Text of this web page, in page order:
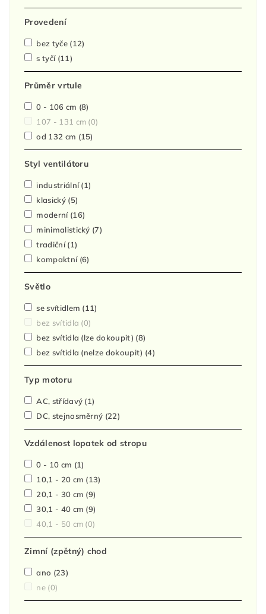
Provedení
bez tyče (12)
s tyčí (11)
Průměr vrtule
0 - 106 cm (8)
107 - 131 cm (0)
od 132 cm (15)
Styl ventilátoru
industriální(1)
klasický (5)
moderní (16)
minimalistický (7)
tradiční(1)
kompaktní (6)
Světlo
se svítidlem (11)
bez svítidla (0)
bez svítidla (lze dokoupit) (8)
bez svítidla (nelze dokoupit) (4)
Typ motoru
AC, střídavý (1)
DC, stejnosměrný (22)
Vzdálenost lopatek od stropu
0 - 10 cm (1)
10,1 - 20 cm (13)
20,1 - 30 cm (9)
30,1 - 40 cm (9)
40,1 - 50 cm (0)
Zimní (zpětný) chod
ano (23)
ne (0)